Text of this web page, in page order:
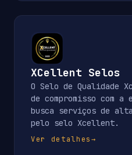
XCellent Selos
O Selo de Qualidade
de compromisso com
busca serviços de
pelo selo Xcellent.
Ver detalhes→